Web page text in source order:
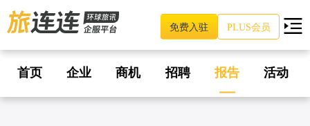
免费入驻 PLUS会员
首页 企业 商机 招聘 报告 活动